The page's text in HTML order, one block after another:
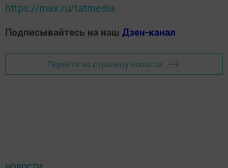
https://max.ru/tatmedia
Подписывайтесь на наш Дзен-канал
Перейти на страницу новости